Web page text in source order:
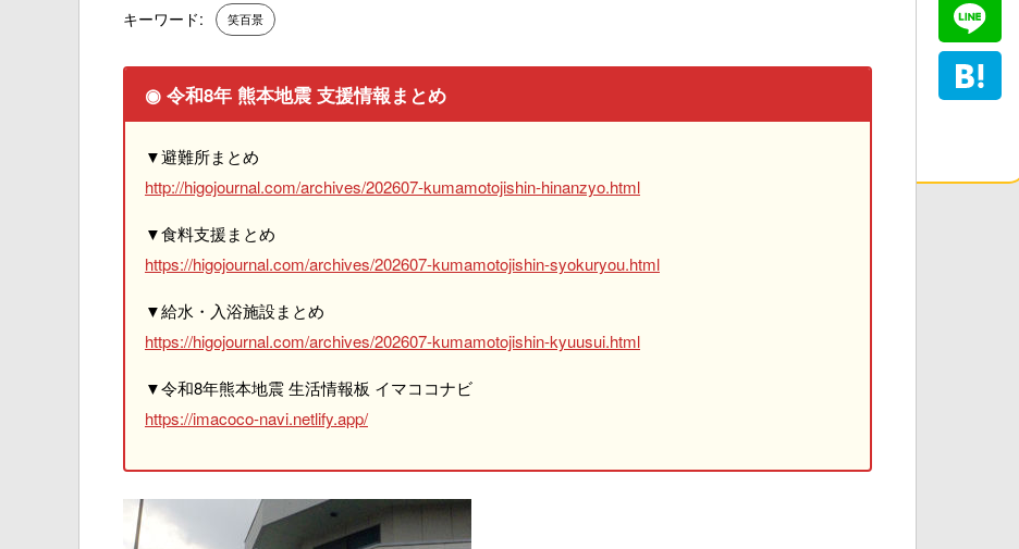
キーワード: 笑百景
◉ 令和8年 熊本地震 支援情報まとめ
▼避難所まとめ
http://higojournal.com/archives/202607-kumamotojishin-hinanzyo.html
▼食料支援まとめ
https://higojournal.com/archives/202607-kumamotojishin-syokuryou.html
▼給水・入浴施設まとめ
https://higojournal.com/archives/202607-kumamotojishin-kyuusui.html
▼令和8年熊本地震 生活情報板 イマココナビ
https://imacoco-navi.netlify.app/